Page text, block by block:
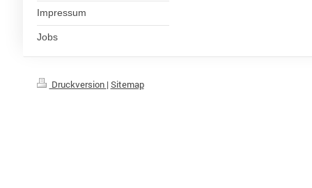
Impressum
Jobs
Druckversion | Sitemap